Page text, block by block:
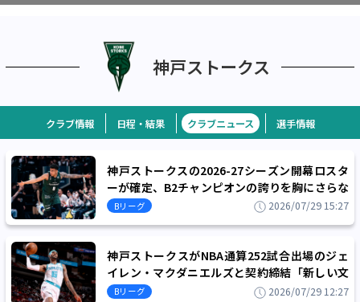
神戸ストークス
クラブ情報 日程・結果 クラブニュース 選手情報
神戸ストークスの2026-27シーズン開幕ロスタ
ーが確定、B2チャンピオンの誇りを胸にさらな
る進化を続ける
Bリーグ 2026/07/29 15:27
神戸ストークスがNBA通算252試合出場のジェ
イレン・マクダニエルズと契約締結「新しい文
化に飛び込めることにワクワクしています」
Bリーグ 2026/07/29 12:27